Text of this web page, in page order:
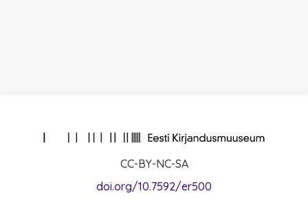
CC-BY-NC-SA
doi.org/10.7592/er500